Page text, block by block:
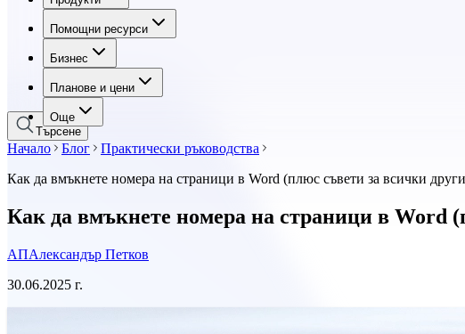
Помощни ресурси
Бизнес
Планове и цени
Още
Помощни ресурси
Бизнес
Планове и цени
Търсене
Начало Блог
Практически ръководства
Как да вмъкнете номера на страници в Word (плюс съвети за всички
Как да вмъкнете номера на страници в Word
АПАлександър Петков
30.06.2025 г.